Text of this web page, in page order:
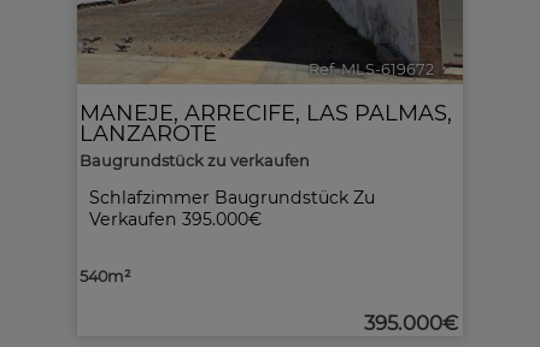
Ref. MLS-619672 🔗
Schlafzimmer Baugrundstück Zu
Verkaufen 395.000€
MANEJE, ARRECIFE, LAS PALMAS,
LANZAROTE
Baugrundstück zu verkaufen
540m²
395.000€